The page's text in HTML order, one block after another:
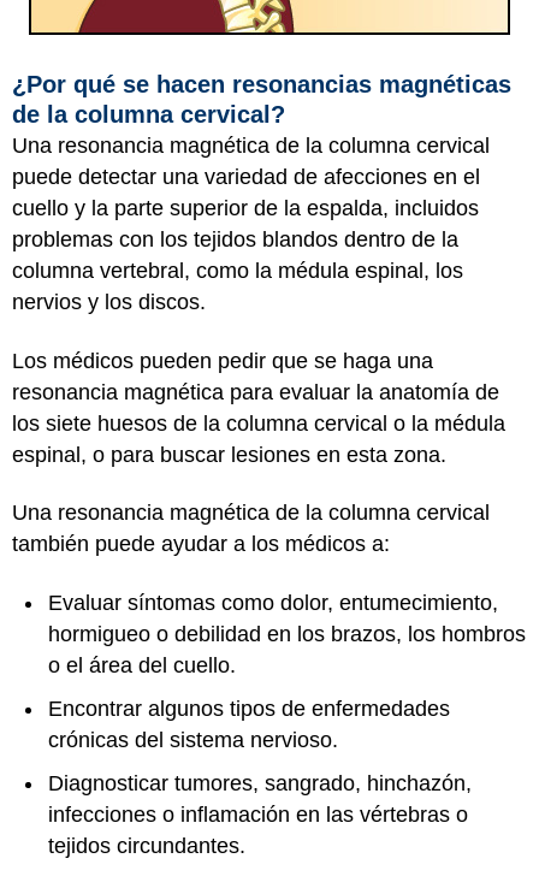
¿Por qué se hacen resonancias magnéticas
de la columna cervical?
Una resonancia magnética de la columna cervical
puede detectar una variedad de afecciones en el
cuello y la parte superior de la espalda, incluidos
problemas con los tejidos blandos dentro de la
columna vertebral, como la médula espinal, los
nervios y los discos.
Los médicos pueden pedir que se haga una
resonancia magnética para evaluar la anatomía de
los siete huesos de la columna cervical o la médula
espinal, o para buscar lesiones en esta zona.
Una resonancia magnética de la columna cervical
también puede ayudar a los médicos a:
Evaluar síntomas como dolor, entumecimiento,
hormigueo o debilidad en los brazos, los hombros
o el área del cuello.
Encontrar algunos tipos de enfermedades
crónicas del sistema nervioso.
Diagnosticar tumores, sangrado, hinchazón,
infecciones o inflamación en las vértebras o
tejidos circundantes.